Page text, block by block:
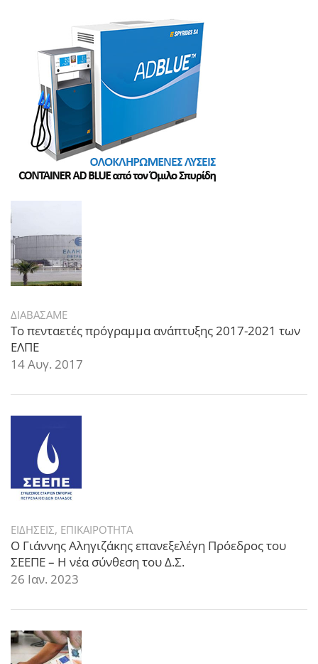
ΔΙΑΒΑΣΑΜΕ
Το πενταετές πρόγραμμα ανάπτυξης 2017-2021 των
ΕΛΠΕ
14 Αυγ. 2017
ΕΙΔΗΣΕΙΣ, ΕΠΙΚΑΙΡΟΤΗΤΑ
Ο Γιάννης Αληγιζάκης επανεξελέγη Πρόεδρος του
ΣΕΕΠΕ – Η νέα σύνθεση του Δ.Σ.
26 Ιαν. 2023